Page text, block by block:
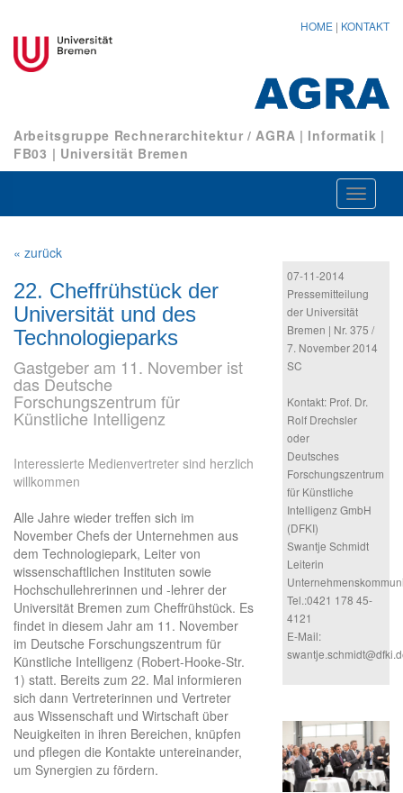
HOME | KONTAKT
Arbeitsgruppe Rechnerarchitektur / AGRA | Informatik |
FB03 | Universität Bremen
ein-/
« zurück
22. Cheffrühstück der
Universität und des
Technologieparks
Gastgeber am 11. November ist
das Deutsche
Forschungszentrum für
Künstliche Intelligenz
Interessierte Medienvertreter sind herzlich
willkommen
Alle Jahre wieder treffen sich im
November Chefs der Unternehmen aus
dem Technologiepark, Leiter von
wissenschaftlichen Instituten sowie
Hochschullehrerinnen und -lehrer der
Universität Bremen zum Cheffrühstück. Es
findet in diesem Jahr am 11. November
im Deutsche Forschungszentrum für
Künstliche Intelligenz (Robert-Hooke-Str.
1) statt. Bereits zum 22. Mal informieren
sich dann Vertreterinnen und Vertreter
aus Wissenschaft und Wirtschaft über
Neuigkeiten in ihren Bereichen, knüpfen
und pflegen die Kontakte untereinander,
um Synergien zu fördern.
07-11-2014
Pressemitteilung
der Universität
Bremen | Nr. 375 /
7. November 2014
SC
Kontakt: Prof. Dr.
Rolf Drechsler
oder
Deutsches
Forschungszentrum
für Künstliche
Intelligenz GmbH
(DFKI)
Swantje Schmidt
Leiterin
Tel.:0421 178 45-
4121
E-Mail: